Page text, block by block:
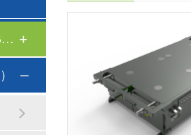
电池管理系统（BMS）